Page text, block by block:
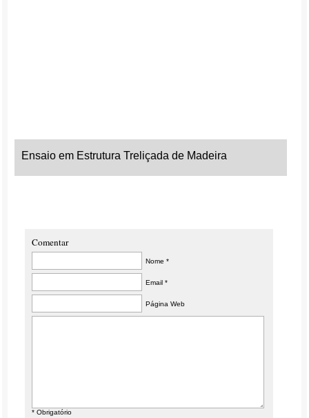
Ensaio em Estrutura Treliçada de Madeira
Comentar
Nome *
Email *
Página Web
* Obrigatório